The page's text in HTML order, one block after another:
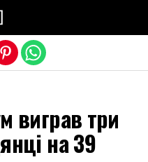
виграв три
на 39